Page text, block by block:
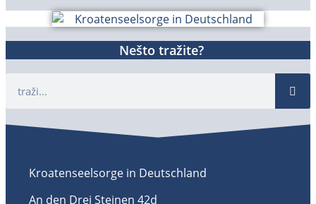
Nešto tražite?
Kroatenseelsorge in Deutschland
An den Drei Steinen 42d